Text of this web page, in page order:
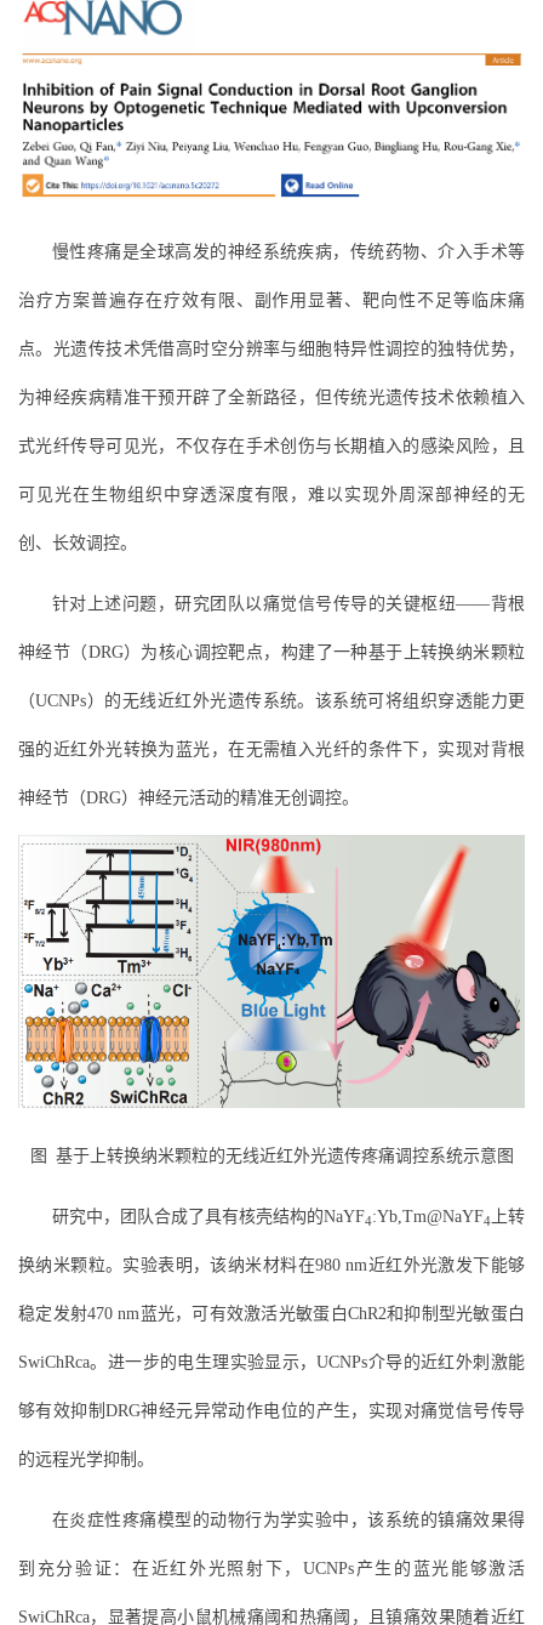
慢性疼痛是全球高发的神经系统疾病，传统药物、介入手术等
治疗方案普遍存在疗效有限、副作用显著、靶向性不足等临床痛
点。光遗传技术凭借高时空分辨率与细胞特异性调控的独特优势，
为神经疾病精准干预开辟了全新路径，但传统光遗传技术依赖植入
式光纤传导可见光，不仅存在手术创伤与长期植入的感染风险，且
可见光在生物组织中穿透深度有限，难以实现外周深部神经的无
创、长效调控。
针对上述问题，研究团队以痛觉信号传导的关键枢纽——背根
神经节（DRG）为核心调控靶点，构建了一种基于上转换纳米颗粒
（UCNPs）的无线近红外光遗传系统。该系统可将组织穿透能力更
强的近红外光转换为蓝光，在无需植入光纤的条件下，实现对背根
神经节（DRG）神经元活动的精准无创调控。
图 基于上转换纳米颗粒的无线近红外光遗传疼痛调控系统示意图
研究中，团队合成了具有核壳结构的NaYF4:Yb,Tm@NaYF4 上转
换纳米颗粒。实验表明，该纳米材料在980 nm近红外光激发下能够
稳定发射470 nm蓝光，可有效激活光敏蛋白ChR2和抑制型光敏蛋白
SwiChRca。进一步的电生理实验显示，UCNPs介导的近红外刺激能
够有效抑制DRG神经元异常动作电位的产生，实现对痛觉信号传导
的远程光学抑制。
在炎症性疼痛模型的动物行为学实验中，该系统的镇痛效果得
到充分验证：在近红外光照射下，UCNPs产生的蓝光能够激活
SwiChRca，显著提高小鼠机械痛阈和热痛阈，且镇痛效果随着近红